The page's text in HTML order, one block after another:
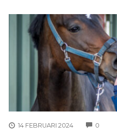
14 FEBRUARI 2024 0